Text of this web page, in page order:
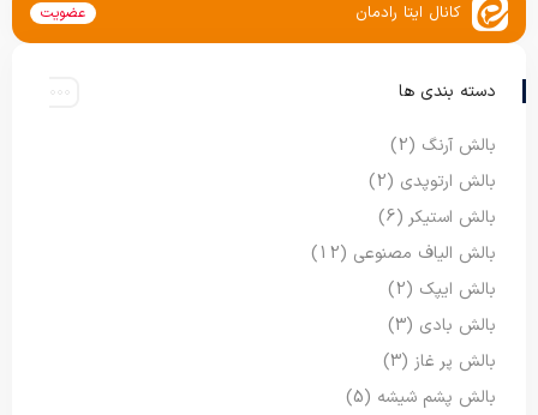
کانال ایتا رادمان عضویت
دسته بندی ها
بالش آرنگ (2)
بالش ارتوپدی (2)
بالش استیکر (6)
بالش الیاف مصنوعی (12)
بالش ایپک (2)
بالش بادی (3)
بالش پر غاز (3)
بالش پشم شیشه (5)